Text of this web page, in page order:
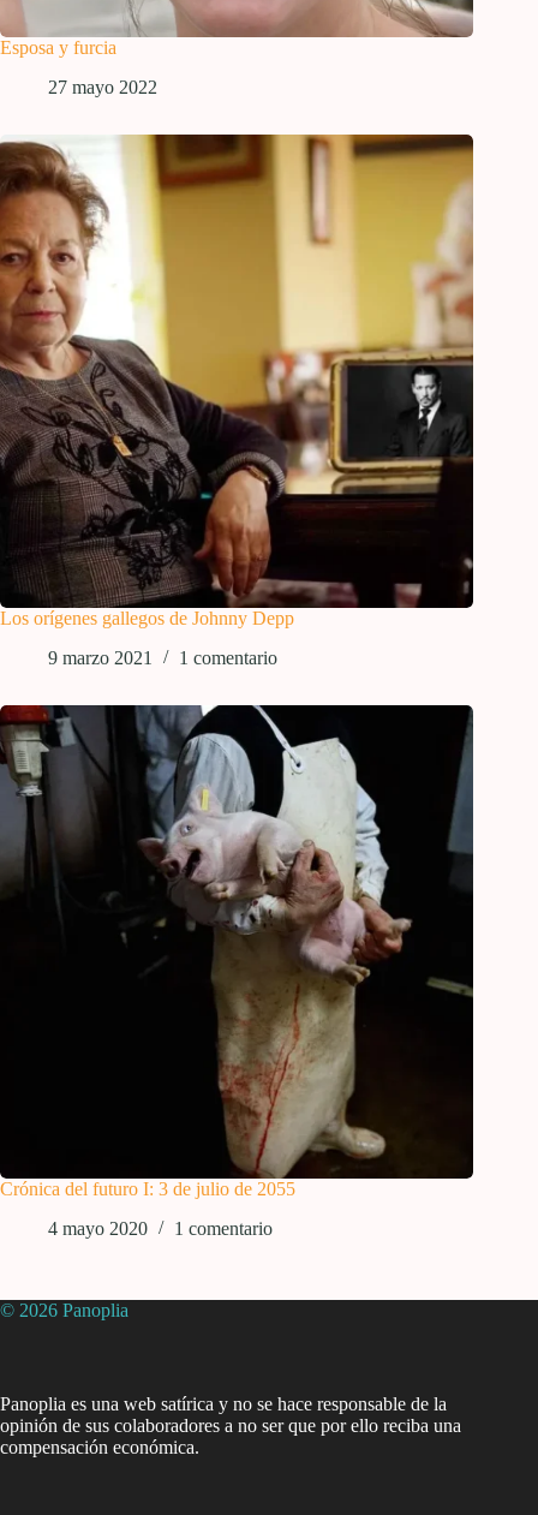
Esposa y furcia
27 mayo 2022
Los orígenes gallegos de Johnny Depp
9 marzo 2021
1 comentario
Crónica del futuro I: 3 de julio de 2055
4 mayo 2020
1 comentario
© 2026 Panoplia
Panoplia es una web satírica y no se hace responsable de la
opinión de sus colaboradores a no ser que por ello reciba una
compensación económica.